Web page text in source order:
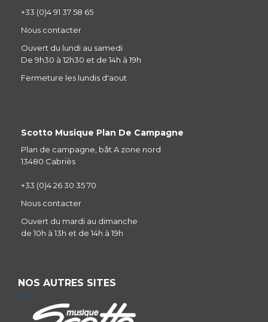
+33 (0)4 91 37 58 65
Nous contacter
Ouvert du lundi au samedi
De 9h30 à 12h30 et de 14h à 19h
Fermeture les lundis d'aout
Scotto Musique Plan De Campagne
Plan de campagne, bât A zone nord
13480 Cabriès
+33 (0)4 26 30 35 70
Nous contacter
Ouvert du mardi au dimanche
de 10h à 13h et de 14h à 19h
NOS AUTRES SITES